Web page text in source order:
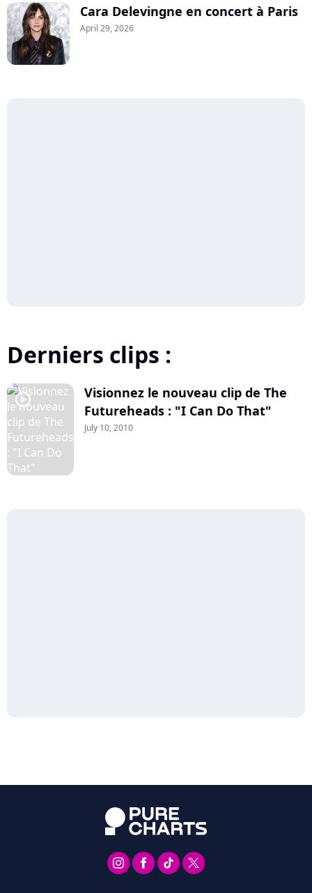
Cara Delevingne en concert à Paris
April 29, 2026
Derniers clips :
player2
Visionnez le nouveau clip de The
Futureheads : "I Can Do That"
July 10, 2010